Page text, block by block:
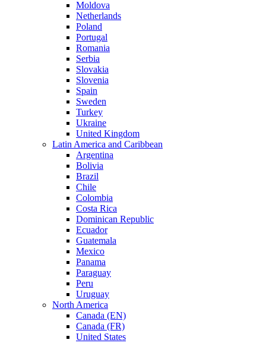
Moldova
Netherlands
Poland
Portugal
Romania
Serbia
Slovakia
Slovenia
Spain
Sweden
Turkey
Ukraine
United Kingdom
Latin America and Caribbean
Argentina
Bolivia
Brazil
Chile
Colombia
Costa Rica
Dominican Republic
Ecuador
Guatemala
Mexico
Panama
Paraguay
Peru
Uruguay
North America
Canada (EN)
Canada (FR)
United States